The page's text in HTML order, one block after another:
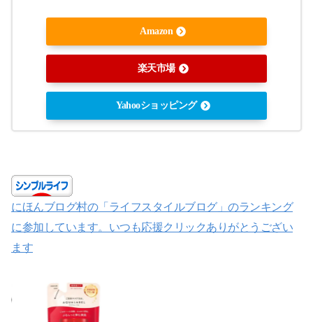
Amazon
楽天市場
Yahooショッピング
にほんブログ村の「ライフスタイルブログ」のランキング
に参加しています。いつも応援クリックありがとうござい
ます